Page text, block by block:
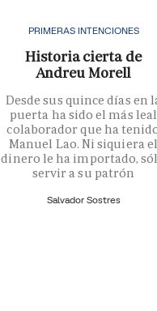
PRIMERAS INTENCIONES
Historia cierta de
Andreu Morell
Desde sus quince días en
puerta ha sido el más leal
colaborador que ha
Manuel Lao. Ni siquiera
dinero le ha importado,
servir a su patrón
Salvador Sostres